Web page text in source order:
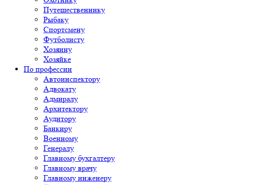
Путешественнику
Рыбаку
Спортсмену
Футболисту
Хозяину
Хозяйке
По профессии
Автоинспектору
Адвокату
Адмиралу
Архитектору
Аудитору
Банкиру
Военному
Генералу
Главному бухгалтеру
Главному врачу
Главному инженеру